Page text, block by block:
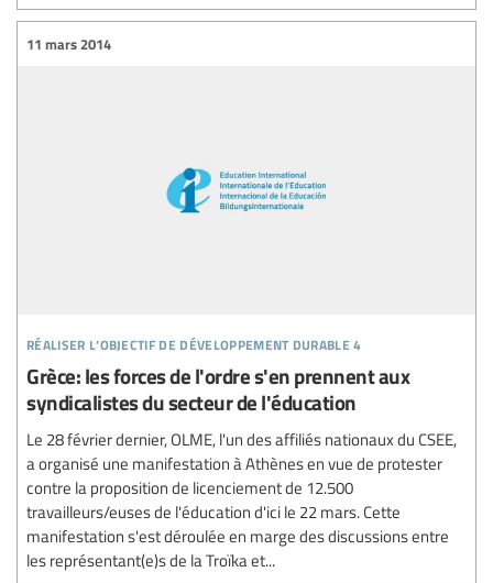
réaliser l’objectif de développement durable 4
11 mars 2014
Grèce: les forces de l'ordre s'en prennent aux
syndicalistes du secteur de l'éducation
Le 28 février dernier, OLME, l'un des affiliés nationaux du CSEE,
a organisé une manifestation à Athènes en vue de protester
contre la proposition de licenciement de 12.500
travailleurs/euses de l'éducation d'ici le 22 mars. Cette
manifestation s'est déroulée en marge des discussions entre
les représentant(e)s de la Troïka et...